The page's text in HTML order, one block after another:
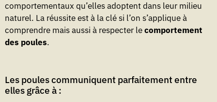
comportementaux qu’elles adoptent dans leur milieu
naturel. La réussite est à la clé si l’on s’applique à
comprendre mais aussi à respecter lecomportement
des poules.
Les poules communiquent parfaitement entre
elles grâce à :